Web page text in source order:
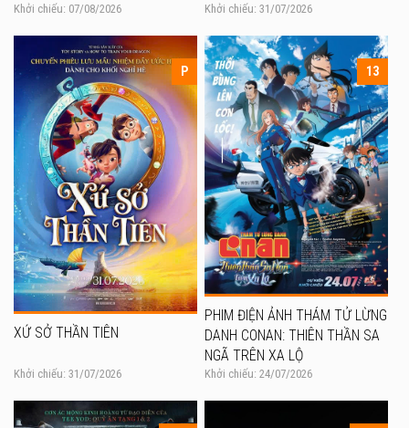
Khởi chiếu: 07/08/2026 Khởi chiếu: 31/07/2026
P
XỨ SỞ THẦN TIÊN
Khởi chiếu: 31/07/2026
13
PHIM ĐIỆN ẢNH THÁM TỬ LỪNG
DANH CONAN: THIÊN THẦN SA
NGÃ TRÊN XA LỘ
Khởi chiếu: 24/07/2026